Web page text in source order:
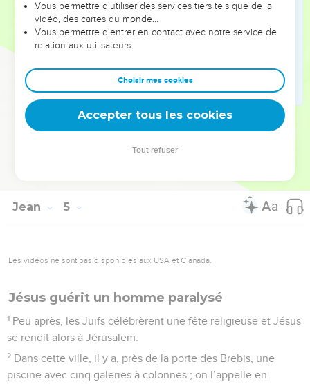
et ils lui répondirent : « Il était une heure de l’après-midi,
hier, quand la fièvre l’a quitté. »
Le père se rendit compte que c’était l’heure même où
sa famille crurent en Jésus.
Ce fut le second signe miraculeux que fit Jésus, après son
retour de Judée en Galilée.
© Société biblique française – Bibli’O, 1997, avec autorisation. Pour vous procurer
Jean 5
Les vidéos ne sont pas disponibles aux USA et C anada.
Jésus guérit un homme paralysé
1 Peu après, les Juifs célébrèrent une fête religieuse et Jésus
se rendit alors à Jérusalem.
2 Dans cette ville, il y a, près de la porte des Brebis, une
piscine avec cinq galeries à colonnes ; on l’appelle en
Vous permettre d'utiliser des services tiers tels que de la
vidéo, des cartes du monde…
Vous permettre d'entrer en contact avec notre service de
relation aux utilisateurs.
Choisir mes cookies
Accepter tous les cookies
Tout refuser